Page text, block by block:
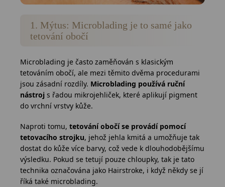
1. Mýtus: Microblading je to samé jako
tetování obočí
Microblading je často zaměňován s klasickým
tetováním obočí, ale mezi těmito dvěma procedurami
jsou zásadní rozdíly. Microblading používá ruční
nástroj s řadou mikrojehliček, které aplikují pigment
do vrchní vrstvy kůže.
Naproti tomu, tetování obočí se provádí pomocí
tetovacího strojku, jehož jehla kmitá a umožňuje tak
dostat do kůže více barvy, což vede k dlouhodobějšímu
výsledku. Pokud se tetují pouze chloupky, tak je tato
technika označována jako Hairstroke, i když někdy se jí
říká také microblading.